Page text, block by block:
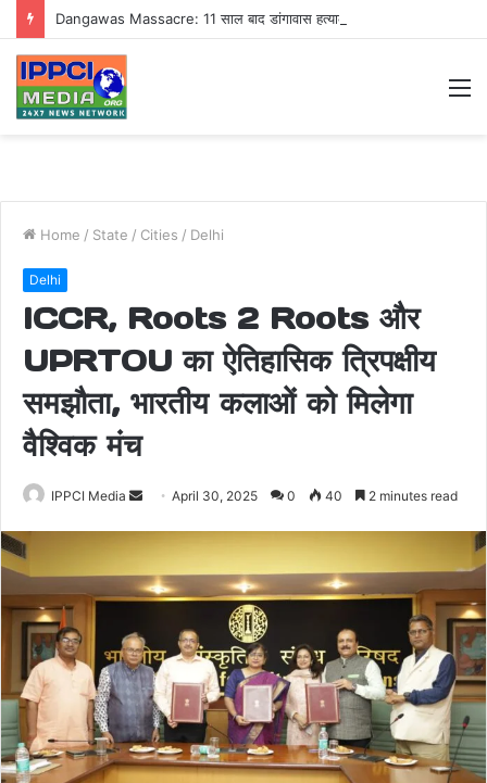
Home / State / Cities / Delhi
Delhi
ICCR, Roots 2 Roots और
UPRTOU का ऐतिहासिक त्रिपक्षीय
समझौता, भारतीय कलाओं को मिलेगा
वैश्विक मंच
IPPCI Media
SendApril 30, 2025 0 40 2 minutes read